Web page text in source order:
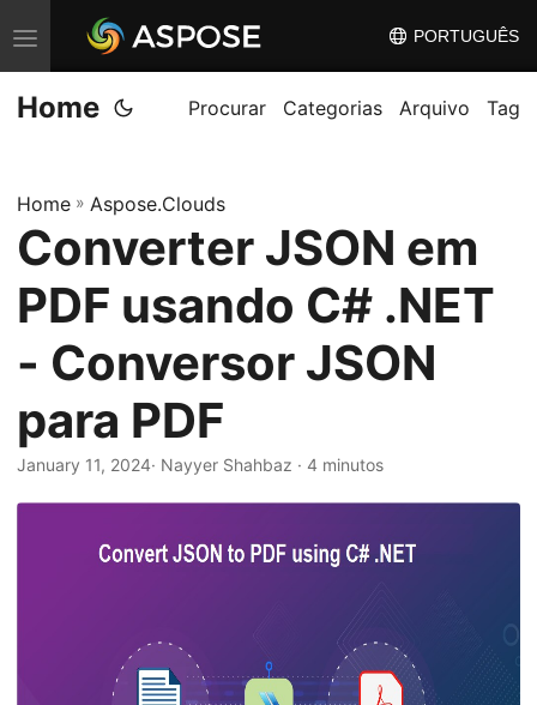
A
l
t
n
a
n
v
e
g
a
ç
PORTUGUÊS
Home Procurar Categorias Arquivo Tag
Home » Aspose.Clouds
Converter JSON em
PDF usando C# .NET
- Conversor JSON
para PDF
January 11, 2024· Nayyer Shahbaz · 4 minutos